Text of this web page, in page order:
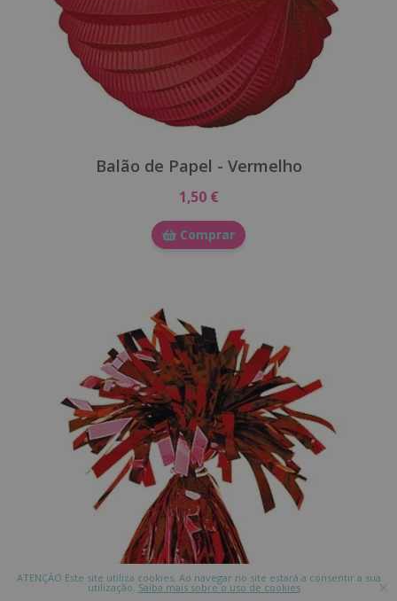
Balão de Papel - Vermelho
1,50 €
Comprar
ATENÇÃO Este site utiliza cookies. Ao navegar no site estará a consentir a sua
utilização. Saiba mais sobre o uso de cookies ×